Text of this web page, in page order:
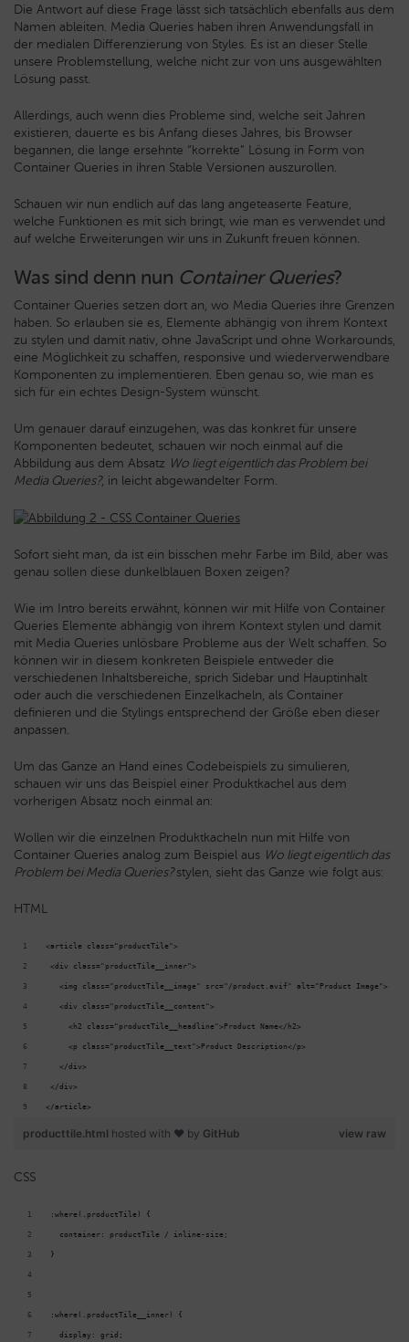
Die Antwort auf diese Frage lässt sich tatsächlich ebenfalls aus dem
Namen ableiten. Media Queries haben ihren Anwendungsfall in
der medialen Differenzierung von Styles. Es ist an dieser Stelle
unsere Problemstellung, welche nicht zur von uns ausgewählten
Lösung passt.
Allerdings, auch wenn dies Probleme sind, welche seit Jahren
existieren, dauerte es bis Anfang dieses Jahres, bis Browser
begannen, die lange ersehnte “korrekte” Lösung in Form von
Container Queries in ihren Stable Versionen auszurollen.
Schauen wir nun endlich auf das lang angeteaserte Feature,
welche Funktionen es mit sich bringt, wie man es verwendet und
auf welche Erweiterungen wir uns in Zukunft freuen können.
Was sind denn nun Container Queries?
Container Queries setzen dort an, wo Media Queries ihre Grenzen
haben. So erlauben sie es, Elemente abhängig von ihrem Kontext
zu stylen und damit nativ, ohne JavaScript und ohne Workarounds,
eine Möglichkeit zu schaffen, responsive und wiederverwendbare
Komponenten zu implementieren. Eben genau so, wie man es
sich für ein echtes Design-System wünscht.
Um genauer darauf einzugehen, was das konkret für unsere
Komponenten bedeutet, schauen wir noch einmal auf die
Abbildung aus dem Absatz Wo liegt eigentlich das Problem bei
Media Queries?, in leicht abgewandelter Form.
Sofort sieht man, da ist ein bisschen mehr Farbe im Bild, aber was
genau sollen diese dunkelblauen Boxen zeigen?
Wie im Intro bereits erwähnt, können wir mit Hilfe von Container
Queries Elemente abhängig von ihrem Kontext stylen und damit
mit Media Queries unlösbare Probleme aus der Welt schaffen. So
können wir in diesem konkreten Beispiele entweder die
verschiedenen Inhaltsbereiche, sprich Sidebar und Hauptinhalt
oder auch die verschiedenen Einzelkacheln, als Container
definieren und die Stylings entsprechend der Größe eben dieser
anpassen.
Um das Ganze an Hand eines Codebeispiels zu simulieren,
schauen wir uns das Beispiel einer Produktkachel aus dem
vorherigen Absatz noch einmal an:
Wollen wir die einzelnen Produktkacheln nun mit Hilfe von
Container Queries analog zum Beispiel aus Wo liegt eigentlich das
Problem bei Media Queries?stylen, sieht das Ganze wie folgt aus:
HTML
<article class="productTile">
<div class="productTile__inner">
   <img class="productTile__image" src="/product.avif" alt="Product Image">
   <div class="productTile__content">
     <h2 class="productTile__headline">Product Name</h2>
     <p class="productTile__text">Product Description</p>
   </div>
</div>
</article>
view raw
producttile.html hosted with ❤ by GitHub
CSS
:where(.productTile) {
  container: productTile / inline-size;
}
:where(.productTile__inner) {
  display: grid;